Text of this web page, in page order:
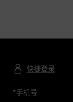
快捷登录
*手机号